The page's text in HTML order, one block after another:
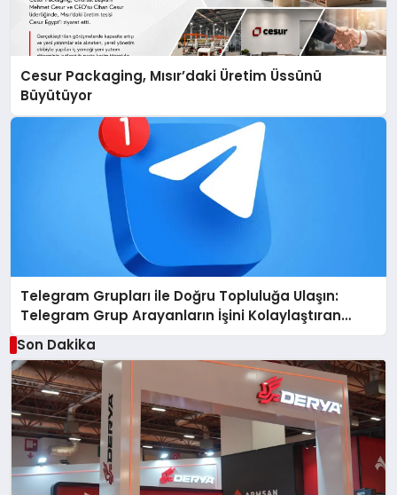
Cesur Packaging, Mısır’daki Üretim Üssünü
Büyütüyor
Telegram Grupları ile Doğru Topluluğa Ulaşın:
Telegram Grup Arayanların İşini Kolaylaştıran
Çözüm
Son Dakika